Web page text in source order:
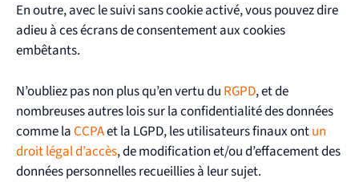
En outre, avec le suivi sans cookie activé, vous pouvez dire
adieu à ces écrans de consentement aux cookies
embêtants.
N’oubliez pas non plus qu’en vertu du RGPD, et de
nombreuses autres lois sur la confidentialité des données
comme laCCPAet la LGPD, les utilisateurs finaux ontun
droit légal d’accès, de modification et/ou d’effacement des
données personnelles recueillies à leur sujet.